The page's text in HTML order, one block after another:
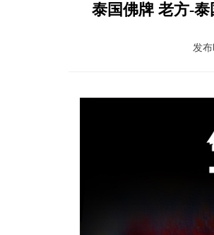
泰国佛牌 老方-
发布